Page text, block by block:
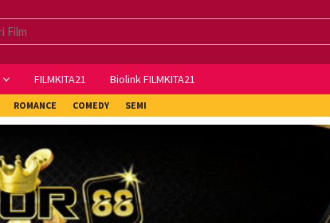
FILMKITA21 Biolink FILMKITA21
ROMANCE COMEDY SEMI